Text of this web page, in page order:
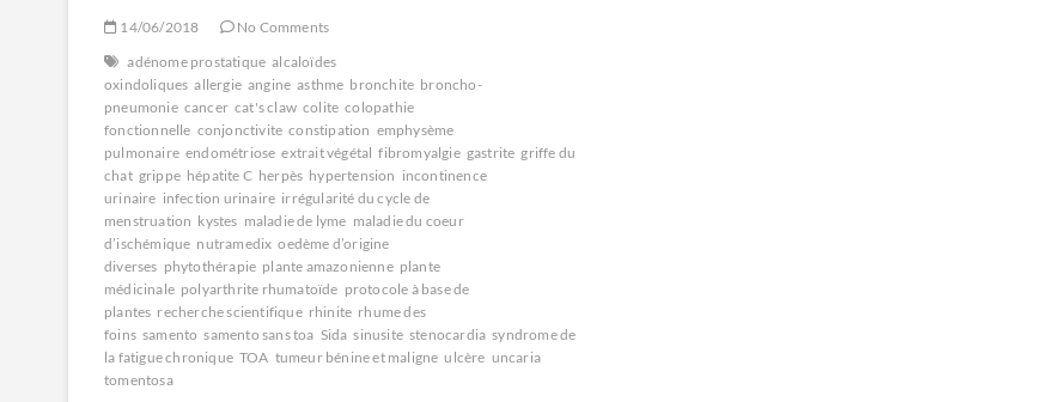
14/06/2018
No Comments
adénome prostatique alcaloïdes
oxindoliques allergie angine asthme bronchite broncho-
pneumonie cancer cat's claw colite colopathie
fonctionnelle conjonctivite constipation emphysème
pulmonaire endométriose extrait végétal fibromyalgie gastrite griffe du
chat grippe hépatite C herpès hypertension incontinence
urinaire infection urinaire irrégularité du cycle de
menstruation kystes maladie de lyme maladie du coeur
d’ischémique nutramedix oedème d’origine
diverses phytothérapie plante amazonienne plante
médicinale polyarthrite rhumatoïde protocole à base de
plantes recherche scientifique rhinite rhume des
foins samento samento sans toa Sida sinusite stenocardia syndrome de
la fatigue chronique TOA tumeur bénine et maligne ulcère uncaria
tomentosa